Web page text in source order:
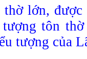
lớn,
tôn
tượng của